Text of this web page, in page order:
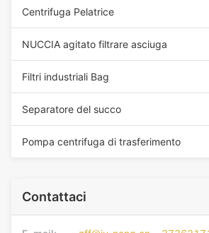
Centrifuga Pelatrice
NUCCIA agitato filtrare asciuga
Filtri industriali Bag
Separatore del succo
Pompa centrifuga di trasferimento
Contattaci